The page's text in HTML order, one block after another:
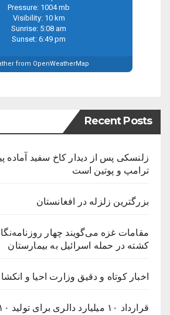
Pressure: 1004 mb
Visibility: 10 km
Sunrise: 5:08 am
Sunset: 6:49 pm
from OpenWeatherMap
Recent Posts
زلنسکی پس از دیدار کاخ سفید آماده
ترامپ و پوتین است
بزرگترین زلزله در افغانستان
کشته در حمله اسرائیل به بیمارستان
اخبار کوتاه و دقیق وزارت احیا و